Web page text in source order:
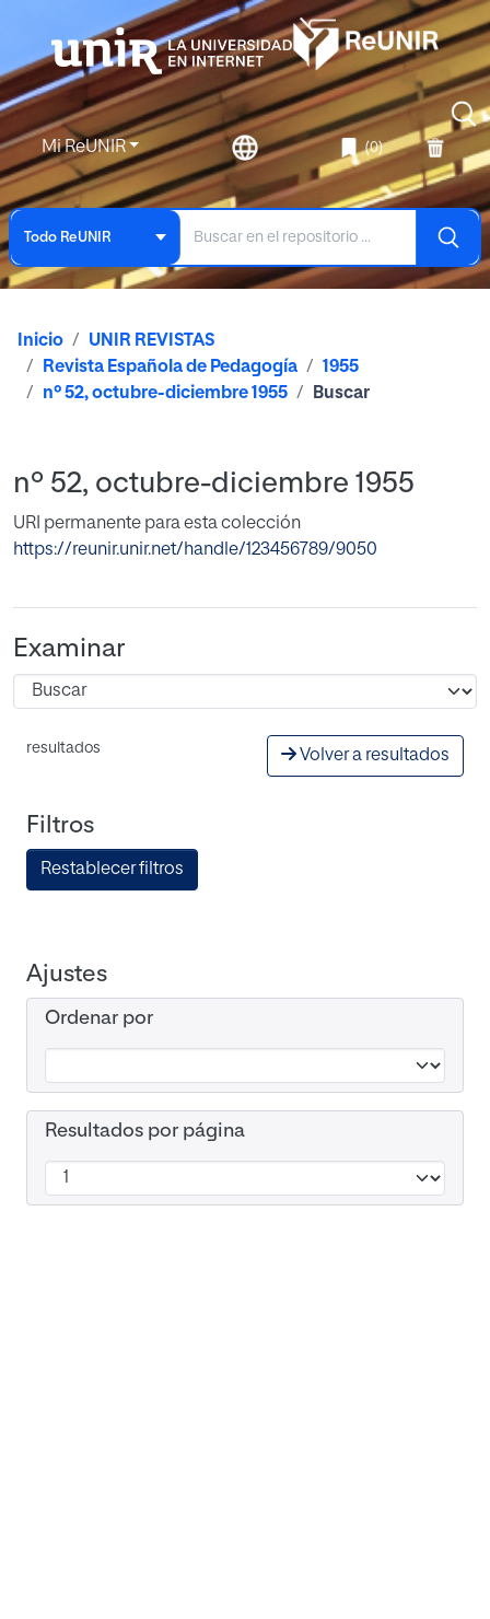
Mi ReUNIR (0)
Todo ReUNIR
Inicio
UNIR REVISTAS
Revista Española de Pedagogía
1955
nº 52, octubre-diciembre 1955
Buscar
nº 52, octubre-diciembre 1955
URI permanente para esta colección
https://reunir.unir.net/handle/123456789/9050
Examinar
resultados Volver a resultados
Filtros
Restablecer filtros
Ajustes
Ordenar por
Resultados por página